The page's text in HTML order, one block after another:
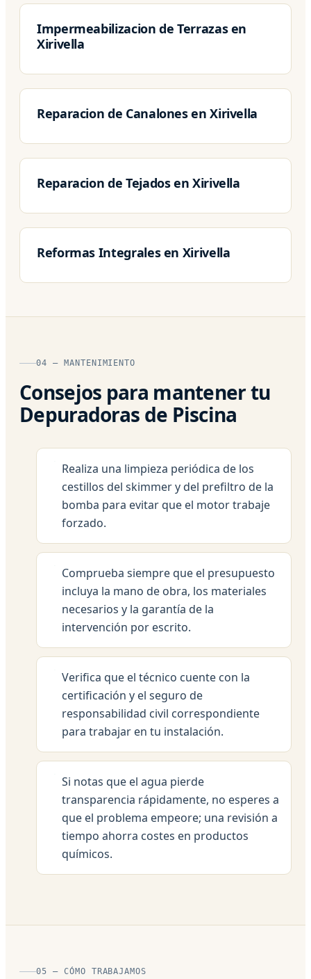
Impermeabilizacion de Terrazas en
Xirivella
Reparacion de Canalones en Xirivella
Reparacion de Tejados en Xirivella
Reformas Integrales en Xirivella
04 — MANTENIMIENTO
Consejos para mantener tu
Depuradoras de Piscina
Realiza una limpieza periódica de los
cestillos del skimmer y del prefiltro de la
bomba para evitar que el motor trabaje
forzado.
Comprueba siempre que el presupuesto
incluya la mano de obra, los materiales
necesarios y la garantía de la
intervención por escrito.
Verifica que el técnico cuente con la
certificación y el seguro de
responsabilidad civil correspondiente
para trabajar en tu instalación.
Si notas que el agua pierde
transparencia rápidamente, no esperes a
que el problema empeore; una revisión a
tiempo ahorra costes en productos
químicos.
05 — CÓMO TRABAJAMOS